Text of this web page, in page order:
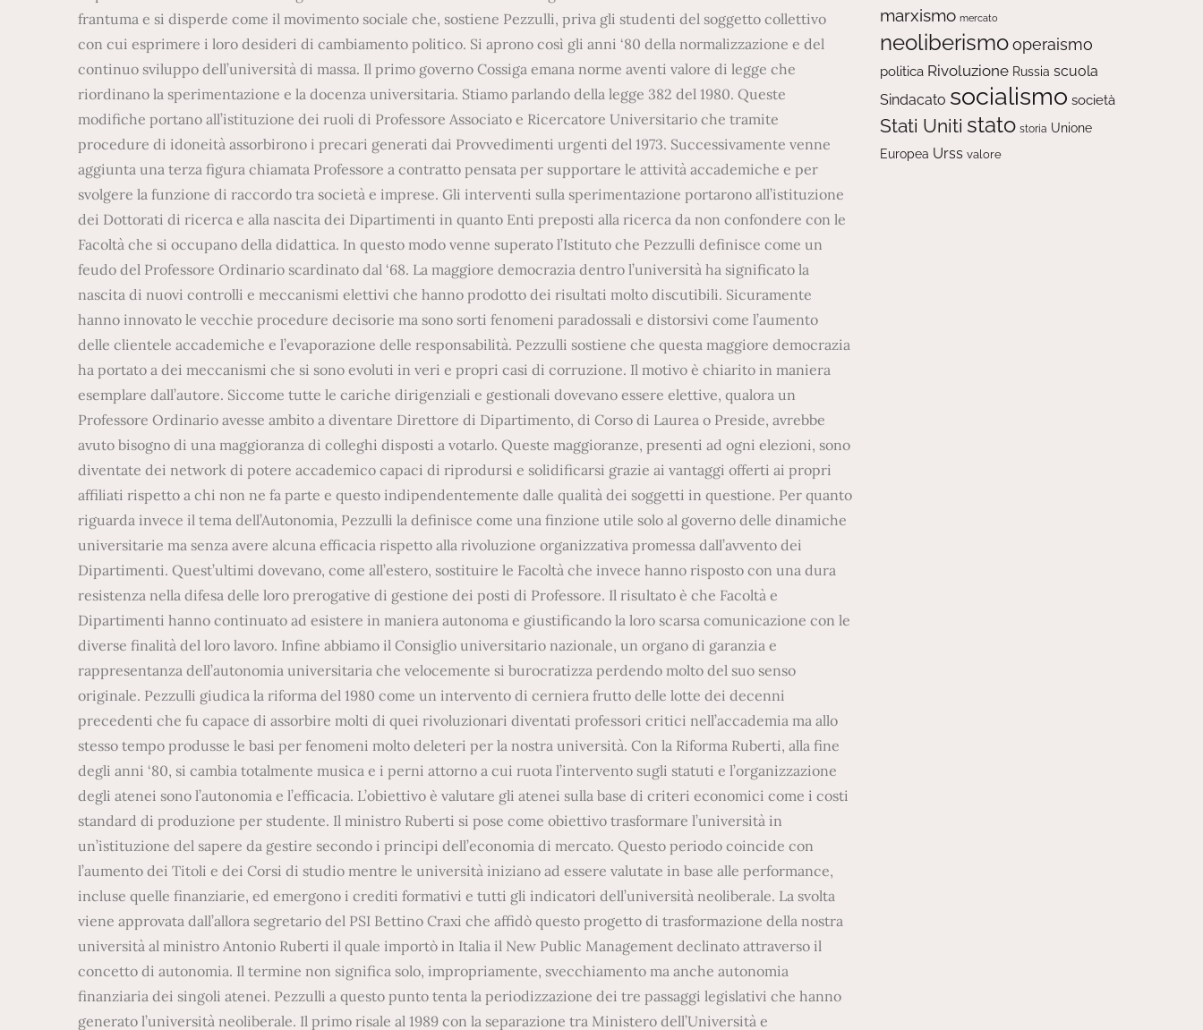
marxismo mercato
neoliberismooperaismo
politica Rivoluzione Russia scuola
Sindacato socialismo società
Stati Uniti stato storia Unione
Europea Urss valore